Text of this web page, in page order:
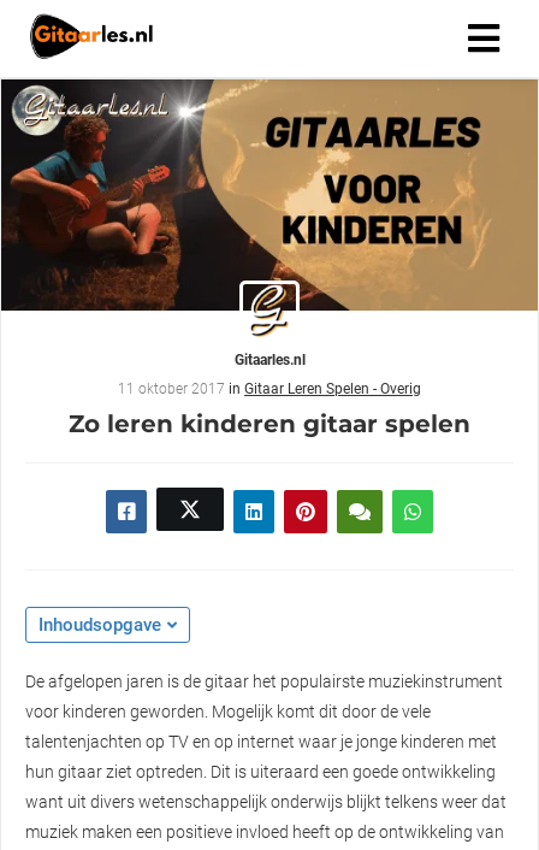
Gitaarles.nl
11 oktober 2017 in Gitaar Leren Spelen - Overig
Zo leren kinderen gitaar spelen
Inhoudsopgave
De afgelopen jaren is de gitaar het populairste muziekinstrument
voor kinderen geworden. Mogelijk komt dit door de vele
talentenjachten op TV en op internet waar je jonge kinderen met
hun gitaar ziet optreden. Dit is uiteraard een goede ontwikkeling
want uit divers wetenschappelijk onderwijs blijkt telkens weer dat
muziek maken een positieve invloed heeft op de ontwikkeling van